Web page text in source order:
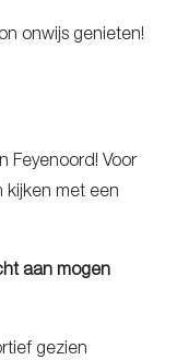
onwijs genieten!
Feyenoord! Voor
kijken met een
aan mogen
gezien